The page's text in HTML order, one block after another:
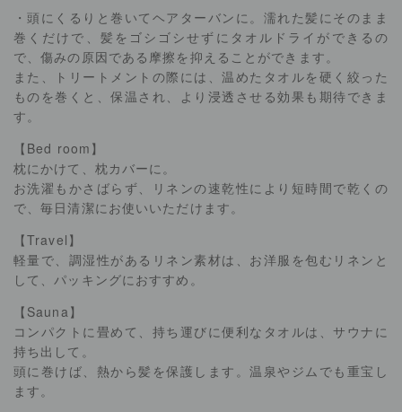
・頭にくるりと巻いてヘアターバンに。濡れた髪にそのまま
巻くだけで、髪をゴシゴシせずにタオルドライができるの
で、傷みの原因である摩擦を抑えることができます。
また、トリートメントの際には、温めたタオルを硬く絞った
ものを巻くと、保温され、より浸透させる効果も期待できま
す。
【Bed room】
枕にかけて、枕カバーに。
お洗濯もかさばらず、リネンの速乾性により短時間で乾くの
で、毎日清潔にお使いいただけます。
【Travel】
軽量で、調湿性があるリネン素材は、お洋服を包むリネンと
して、パッキングにおすすめ。
【Sauna】
コンパクトに畳めて、持ち運びに便利なタオルは、サウナに
持ち出して。
頭に巻けば、熱から髪を保護します。温泉やジムでも重宝し
ます。